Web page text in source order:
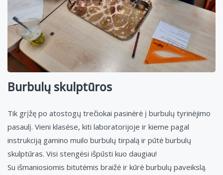
Burbulų skulptūros
Tik grįžę po atostogų trečiokai pasinėrė į burbulų tyrinėjimo
pasaulį. Vieni klasėse, kiti laboratorijoje ir kieme pagal
instrukciją gamino muilo burbulų tirpalą ir pūtė burbulų
skulptūras. Visi stengėsi išpūsti kuo daugiau!
Su išmaniosiomis bitutėmis braižė ir kūrė burbulų paveikslą.